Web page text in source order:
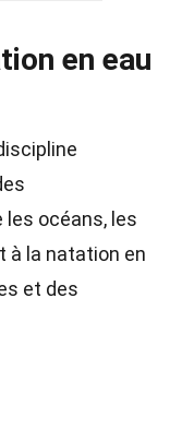
en eau
océans, les
à la natation en
et des